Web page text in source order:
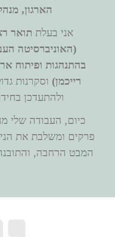
הארגון,
אני בעלת תואר
(האוניברסיטה
בהתנהגות ופיתוח
רייכמן) וסקרנות
ולהתעדכן
כיום, העבודה שלי
פרקים ומשלבת את
המבט הרחבה,